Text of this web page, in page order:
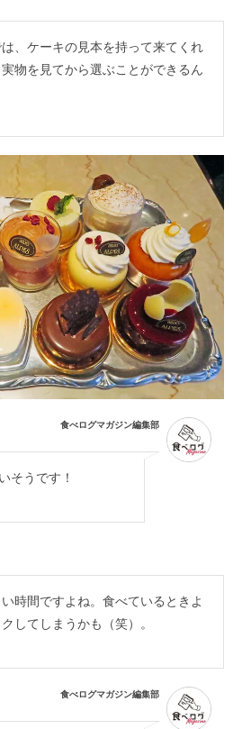
は、ケーキの見本を持って来てくれ
物を見てから選ぶことができるん
食べログマガジン編集部
そうです！
時間ですよね。食べているときよ
してしまうかも（笑）。
食べログマガジン編集部